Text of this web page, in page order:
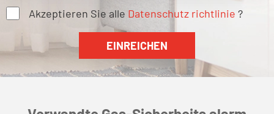
Akzeptieren Sie alle Datenschutz richtlinie ?